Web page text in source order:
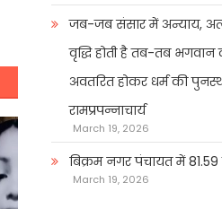
जब-जब संसार में अन्याय,
वृद्धि होती है तब-तब
अवतरित होकर धर्म की
रामप्रपन्नाचार्य
March 19, 2026
बिक्रम नगर पंचायत में
March 19, 2026